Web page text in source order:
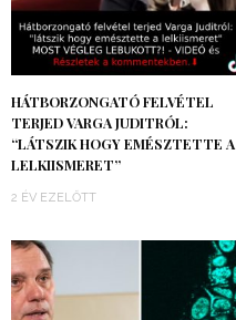
HÁTBORZONGATÓ FELVÉTEL
TERJED VARGA JUDITRÓL:
“LÁTSZIK HOGY EMÉSZTETTE A
LELKIISMERET”
2 ÉV EZELŐTT